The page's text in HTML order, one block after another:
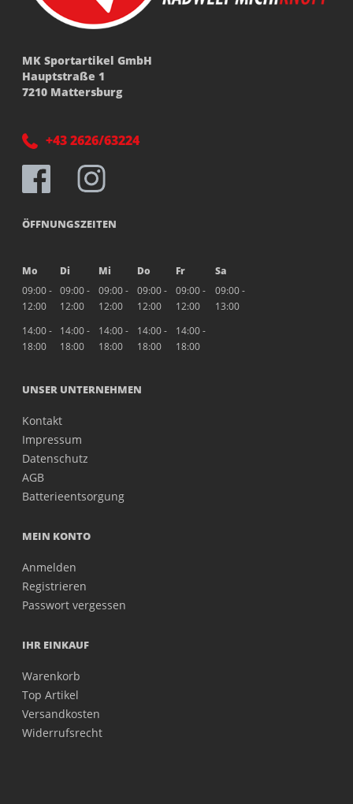
MK Sportartikel GmbH
Hauptstraße 1
7210 Mattersburg
+43 2626/63224
ÖFFNUNGSZEITEN
Mo Di Mi Do Fr
Sa
09:00 -
12:00
09:00 -
12:00
09:00 -
12:00
09:00 -
12:00
09:00 -
12:00
09:00 -
13:00
14:00 -
18:00
14:00 -
18:00
14:00 -
18:00
14:00 -
18:00
14:00 -
18:00
UNSER UNTERNEHMEN
Kontakt
Impressum
Datenschutz
AGB
Batterieentsorgung
MEIN KONTO
Anmelden
Registrieren
Passwort vergessen
IHR EINKAUF
Warenkorb
Top Artikel
Versandkosten
Widerrufsrecht